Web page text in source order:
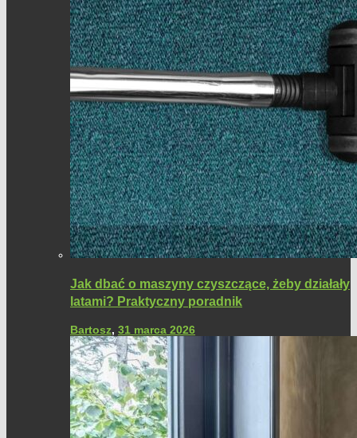
Jak dbać o maszyny czyszczące, żeby działały
latami? Praktyczny poradnik
Bartosz, 31 marca 2026